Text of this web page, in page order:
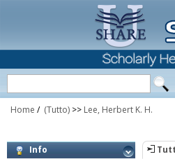
Home / (Tutto) >> Lee, Herbert K. H.
Info